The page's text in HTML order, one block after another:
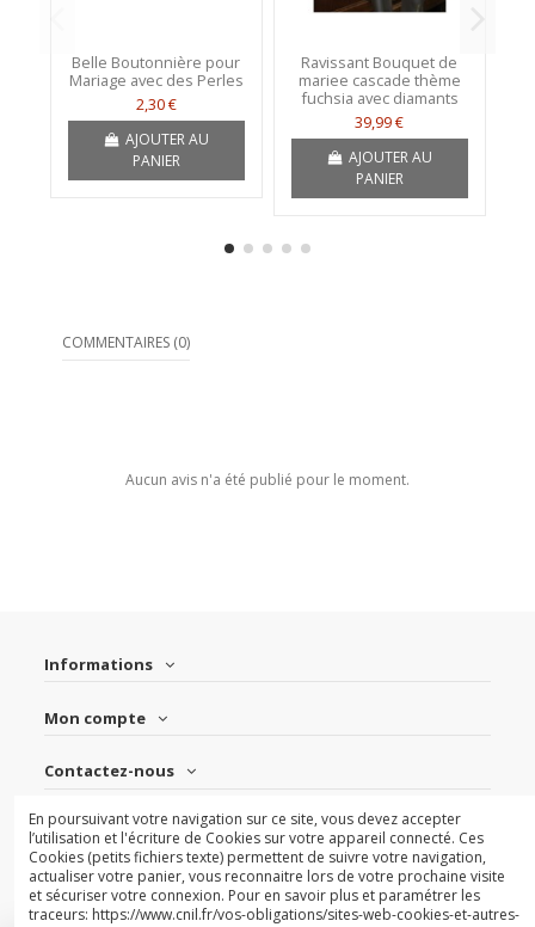
Belle Boutonnière pour
Mariage avec des Perles
2,30 €
AJOUTER AU
PANIER
Ravissant Bouquet de
mariee cascade thème
fuchsia avec diamants
39,99 €
AJOUTER AU
PANIER
COMMENTAIRES (0)
Aucun avis n'a été publié pour le moment.
Informations
Mon compte
Contactez-nous
Suivez-nous
Newsletter
En poursuivant votre navigation sur ce site, vous devez accepter
l’utilisation et l'écriture de Cookies sur votre appareil connecté. Ces
Cookies (petits fichiers texte) permettent de suivre votre navigation,
actualiser votre panier, vous reconnaitre lors de votre prochaine visite
et sécuriser votre connexion. Pour en savoir plus et paramétrer les
traceurs: https://www.cnil.fr/vos-obligations/sites-web-cookies-et-autres-